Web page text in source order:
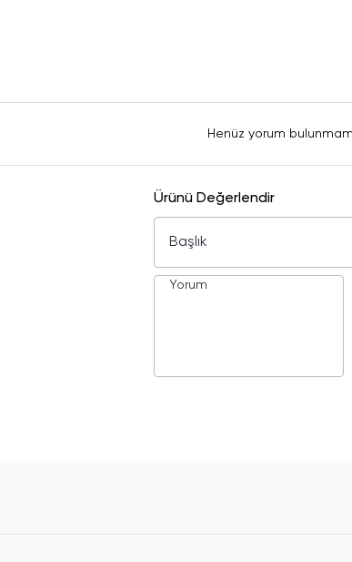
Henüz yorum
Ürünü Değerlendir